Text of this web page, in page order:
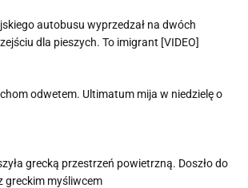
autobusu wyprzedzał na dwóch
dla pieszych. To imigrant [VIDEO]
odwetem. Ultimatum mija w niedzielę o
grecką przestrzeń powietrzną. Doszło do
greckim myśliwcem